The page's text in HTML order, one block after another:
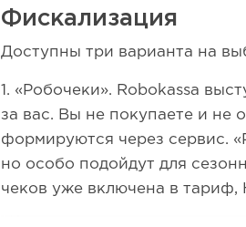
Фискализация
Доступны три варианта на
1. «Робочеки». Robokassa
за вас. Вы не покупаете и не
формируются через сервис.
но особо подойдут для
чеков уже включена в тариф,